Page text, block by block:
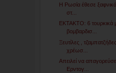
Η Ρωσία έθεσε ξαφνικά
στ...
ΕΚΤΑΚΤΟ: 6 τουρκικά
βομβαρδισ...
Ξευτίλες ,
χρέωσ...
Απειλεί να
Ερντογ...